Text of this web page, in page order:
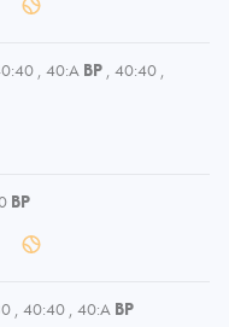
, 40:A BP , 40:40 ,
BP
, 40:40 , 40:A BP